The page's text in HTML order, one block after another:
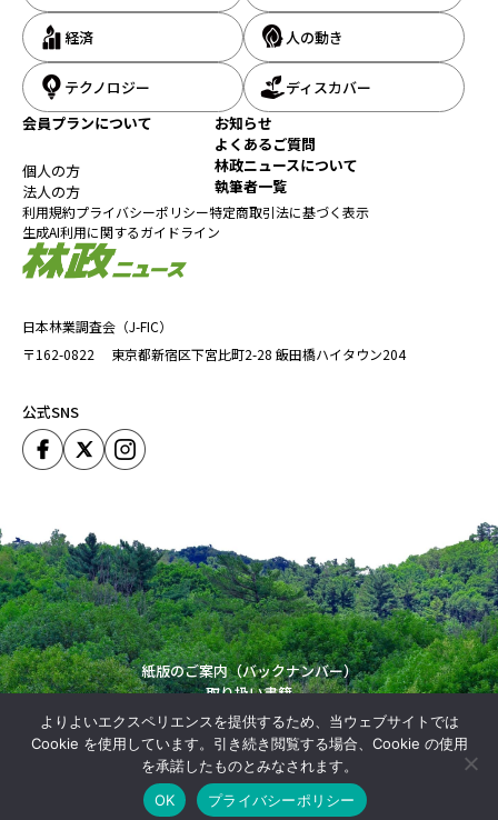
日本林業調査会（J-FIC）
〒162-0822
東京都新宿区下宮比町2-28 飯田橋ハイタウン204
公式SNS
経済 人の動き
テクノロジー
ディスカバー
会員プランについて
個人の方
法人の方
お知らせ
よくあるご質問
林政ニュースについて
執筆者一覧
利用規約プライバシーポリシー特定商取引法に基づく表示
生成AI利用に関するガイドライン
紙版のご案内（バックナンバー）
取り扱い書籍
運営会社
Copyright (C) Japan Forestry Investigation Committie. All Rights Reserved.
よりよいエクスペリエンスを提供するため、当ウェブサイトでは
Cookie を使用しています。引き続き閲覧する場合、Cookie の使用
を承諾したものとみなされます。
OK
プライバシーポリシー